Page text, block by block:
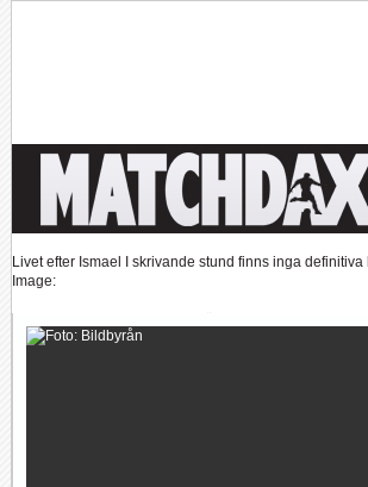
Tankar om KFFs framtid Efter förlusten borta mot AFC
Image:
Image: